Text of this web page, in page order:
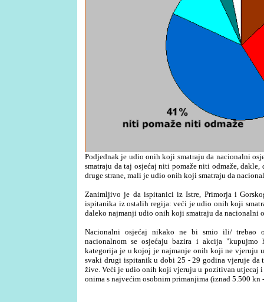
Podjednak je udio onih koji smatraju da nacionalni
smatraju da taj osjećaj niti pomaže niti odmaže,
druge strane, mali je udio onih koji smatraju da
Zanimljivo je da ispitanici iz Istre, Primorja i
ispitanika iz ostalih regija: veći je udio onih koji
daleko najmanji udio onih koji smatraju da nacionalni
Nacionalni osjećaj nikako ne bi smio ili/ trebao
nacionalnom se osjećaju bazira i akcija
kategorija je u kojoj je najmanje onih koji ne vjeruju
svaki drugi ispitanik u dobi 25 - 29 godina vjeruje da
žive. Veći je udio onih koji vjeruju u pozitivan utjecaj i
onima s najvećim osobnim primanjima (iznad 5.500 kn